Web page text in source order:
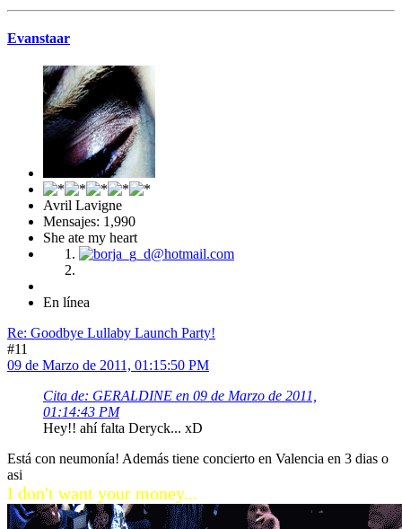
Evanstaar
Avril Lavigne
Mensajes: 1,990
She ate my heart
En línea
Re: Goodbye Lullaby Launch Party!
#11
09 de Marzo de 2011, 01:15:50 PM
Cita de: GERALDINE en 09 de Marzo de 2011,
01:14:43 PM
Hey!! ahí falta Deryck... xD
Está con neumonía! Además tiene concierto en Valencia en 3 dias o
asi
I don't want your money...